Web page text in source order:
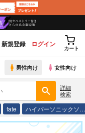
新規登録 ログイン
カート
男性向け 女性向け
詳細
検索
fate ハイパーソニックソ